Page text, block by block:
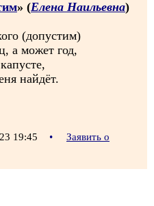
» (Елена Наильевна)
(допустим)
а может год,
найдёт.
19:45 •
Заявить о